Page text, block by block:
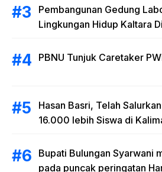
Pembangunan Gedung
Lingkungan Hidup Kaltara
PBNU Tunjuk Caretaker
Hasan Basri, Telah
16.000 lebih Siswa di
Bupati Bulungan Syarwani
pada puncak peringatan